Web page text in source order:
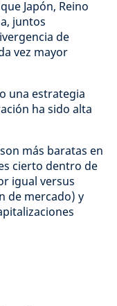
Japón, Reino
juntos
de
vez mayor
una estrategia
ha sido alta
más baratas en
cierto dentro de
igual versus
de mercado) y